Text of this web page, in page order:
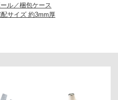
ル／梱包ケース
配サイズ 約3mm厚